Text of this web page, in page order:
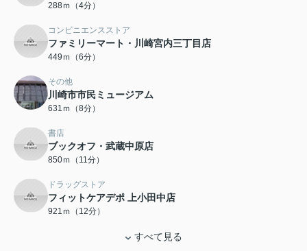
288ｍ（4分）
コンビニエンスストア
ファミリーマート・川崎宮内三丁目店
449ｍ（6分）
その他
川崎市市民ミュージアム
631ｍ（8分）
書店
ブックオフ・武蔵中原店
850ｍ（11分）
ドラッグストア
フィットケアデポ 上小田中店
921ｍ（12分）
すべて見る